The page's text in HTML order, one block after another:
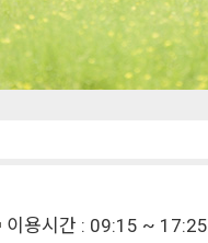
이용시간 : 09:15 ~ 17:25